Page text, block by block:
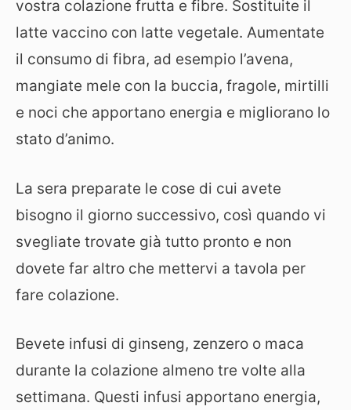
vostra colazione frutta e fibre. Sostituite il
latte vaccino con latte vegetale. Aumentate
il consumo di fibra, ad esempio l’avena,
mangiate mele con la buccia, fragole, mirtilli
e noci che apportano energia e migliorano lo
stato d’animo.
La sera preparate le cose di cui avete
bisogno il giorno successivo, così quando vi
svegliate trovate già tutto pronto e non
dovete far altro che mettervi a tavola per
fare colazione.
Bevete infusi di ginseng, zenzero o maca
durante la colazione almeno tre volte alla
settimana. Questi infusi apportano energia,